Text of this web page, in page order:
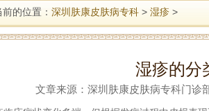
的位置： 深圳肤康皮肤病专科 > 湿疹 >
湿疹的分
文章来源：深圳肤康皮肤病专科门诊